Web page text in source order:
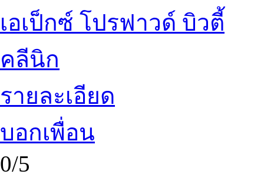
เอเป็กซ์ โปรฟาวด์ บิวตี้
คลีนิก
รายละเอียด
บอกเพื่อน
0/5